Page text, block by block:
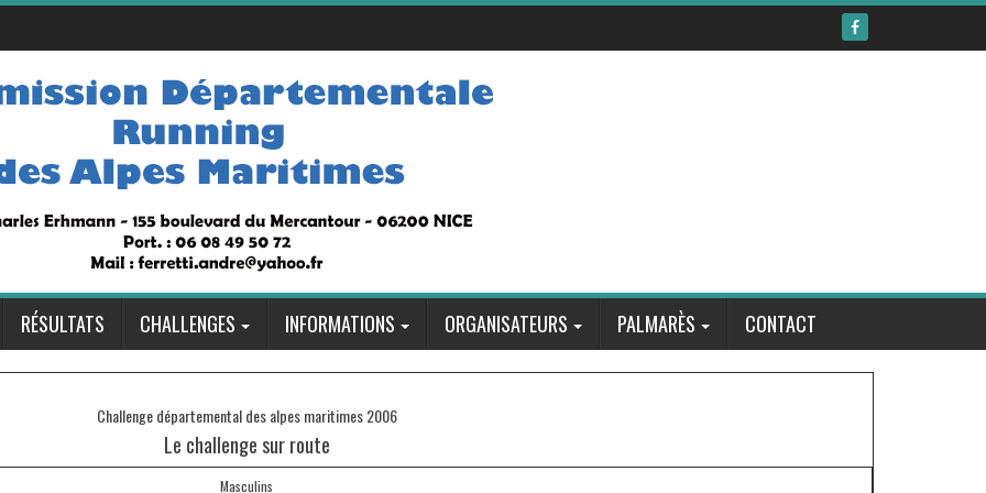
RÉSULTATS CHALLENGES INFORMATIONS ORGANISATEURS PALMARÈS CONTACT
Challenge départemental des alpes maritimes 2006
Le challenge sur route
Masculins